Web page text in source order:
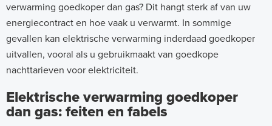
verwarming goedkoper dan gas? Dit hangt sterk af van uw
energiecontract en hoe vaak u verwarmt. In sommige
gevallen kan elektrische verwarming inderdaad goedkoper
uitvallen, vooral als u gebruikmaakt van goedkope
nachttarieven voor elektriciteit.
Elektrische verwarming goedkoper
dan gas: feiten en fabels